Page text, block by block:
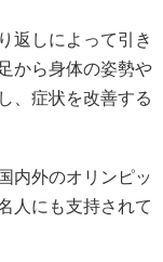
返しによって引き
から身体の姿勢や
、症状を改善する
内外のオリンピッ
人にも支持されて